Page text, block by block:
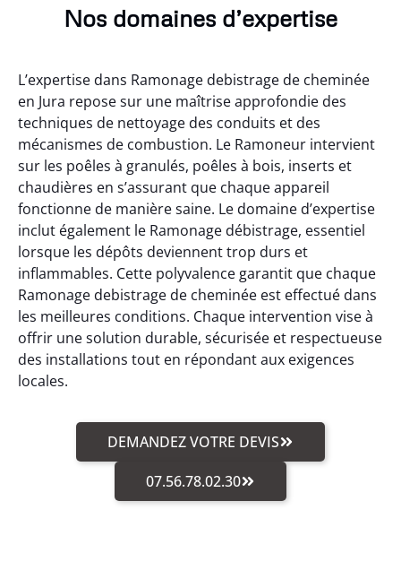
Nos domaines d’expertise
L’expertise dans Ramonage debistrage de cheminée
en Jura repose sur une maîtrise approfondie des
techniques de nettoyage des conduits et des
mécanismes de combustion. Le Ramoneur intervient
sur les poêles à granulés, poêles à bois, inserts et
chaudières en s’assurant que chaque appareil
fonctionne de manière saine. Le domaine d’expertise
inclut également le Ramonage débistrage, essentiel
lorsque les dépôts deviennent trop durs et
inflammables. Cette polyvalence garantit que chaque
Ramonage debistrage de cheminée est effectué dans
les meilleures conditions. Chaque intervention vise à
offrir une solution durable, sécurisée et respectueuse
des installations tout en répondant aux exigences
locales.
DEMANDEZ VOTRE DEVIS
07.56.78.02.30